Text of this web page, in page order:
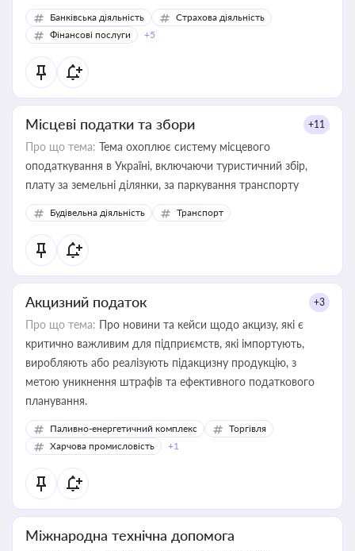
Банківська діяльність
Страхова діяльність
Фінансові послуги
+5
Місцеві податки та збори +11
Про що тема: Тема охоплює систему місцевого
оподаткування в Україні, включаючи туристичний збір,
плату за земельні ділянки, за паркування транспорту
Будівельна діяльність Транспорт
Акцизний податок +3
Про що тема: Про новини та кейси щодо акцизу, які є
критично важливим для підприємств, які імпортують,
виробляють або реалізують підакцизну продукцію, з
метою уникнення штрафів та ефективного податкового
планування.
Паливно-енергетичний комплекс
Торгівля
Харчова промисловість
+1
Міжнародна технічна допомога